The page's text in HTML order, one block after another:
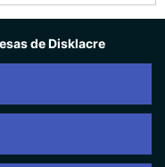
de Disklacre